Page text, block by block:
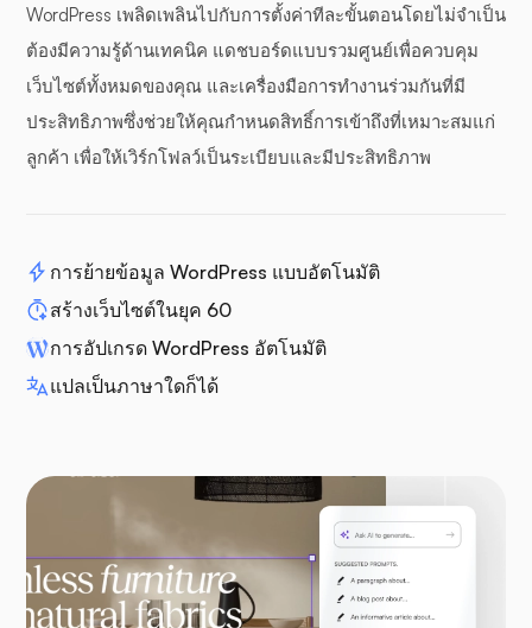
WordPress เพลิดเพลินไปกับการตั้งค่าทีละขั้นตอนโดยไม่จำเป็น
ต้องมีความรู้ด้านเทคนิค แดชบอร์ดแบบรวมศูนย์เพื่อควบคุม
เว็บไซต์ทั้งหมดของคุณ และเครื่องมือการทำงานร่วมกันที่มี
ประสิทธิภาพซึ่งช่วยให้คุณกำหนดสิทธิ์การเข้าถึงที่เหมาะสมแก่
ลูกค้า เพื่อให้เวิร์กโฟลว์เป็นระเบียบและมีประสิทธิภาพ
การย้ายข้อมูล WordPress แบบอัตโนมัติ
สร้างเว็บไซต์ในยุค 60
การอัปเกรด WordPress อัตโนมัติ
แปลเป็นภาษาใดก็ได้